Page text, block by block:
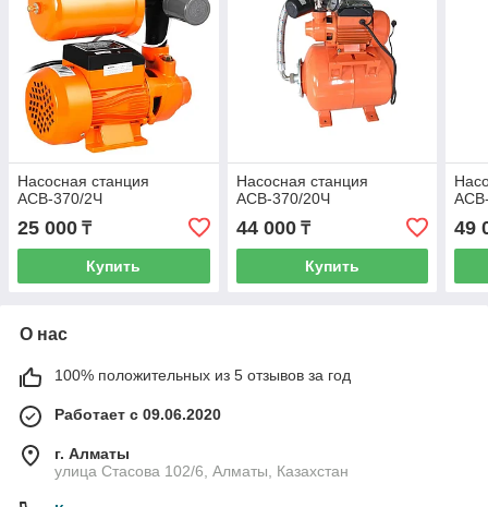
Насосная станция
АСВ-370/2Ч
25 000 ₸
Купить
Насосная станция
АСВ-370/20Ч
44 000₸
Купить
49
О нас
100% положительных из 5 отзывов за год
Работает с 09.06.2020
г. Алматы
улица Стасова 102/6, Алматы, Казахстан